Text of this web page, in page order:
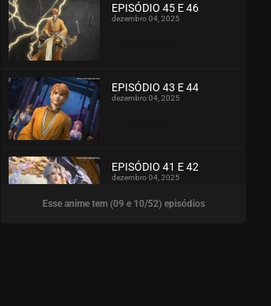
EPISÓDIO 45 E 46
dezembro 04, 2025
EPISÓDIO 43 E 44
dezembro 04, 2025
ASSISTIDO
EPISÓDIO 41 E 42
dezembro 04, 2025
Esse anime tem (09 e 10/52) episódios